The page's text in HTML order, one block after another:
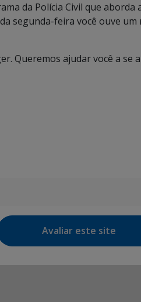
da Polícia Civil que aborda
segunda-feira você ouve um
Queremos ajudar você a se
Avaliar este site